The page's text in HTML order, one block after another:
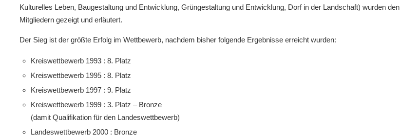
Kulturelles Leben, Baugestaltung und Entwicklung, Grüngestaltung und Entwicklung, Dorf in der Landschaft) wurden den
Mitgliedern gezeigt und erläutert.
Der Sieg ist der größte Erfolg im Wettbewerb, nachdem bisher folgende Ergebnisse erreicht wurden:
Kreiswettbewerb 1993 : 8. Platz
Kreiswettbewerb 1995 : 8. Platz
Kreiswettbewerb 1997 : 9. Platz
Kreiswettbewerb 1999 : 3. Platz – Bronze
(damit Qualifikation für den Landeswettbewerb)
Landeswettbewerb 2000 : Bronze